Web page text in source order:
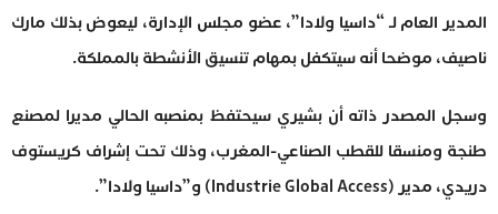
المدير العام لـ “داسيا ولادا”، عضو مجلس الإدارة، ليعوض بذلك مارك
ناصيف، موضحا أنه سيتكفل بمهام تنسيق الأنشطة بالمملكة.
وسجل المصدر ذاته أن بشيري سيحتفظ بمنصبه الحالي مديرا لمصنع
طنجة ومنسقا للقطب الصناعي-المغرب، وذلك تحت إشراف كريستوف
دريدي، مدير (Industrie Global Access) و”داسيا ولادا”.